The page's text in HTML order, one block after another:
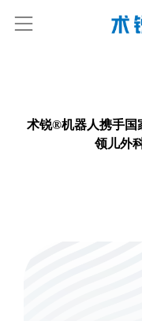
术锐®机器人携手国
领儿外